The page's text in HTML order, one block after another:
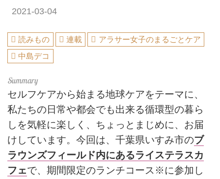
2021-03-04
読みもの 連載
アラサー女子のまるごとケア
中島デコ
セルフケアから始まる地球ケアをテーマに、
私たちの日常や都会でも出来る循環型の暮ら
しを気軽に楽しく、ちょっとまじめに、お届
けしています。今回は、千葉県いすみ市のブ
ラウンズフィールド内にあるライステラスカ
フェで、期間限定のランチコース※に参加し